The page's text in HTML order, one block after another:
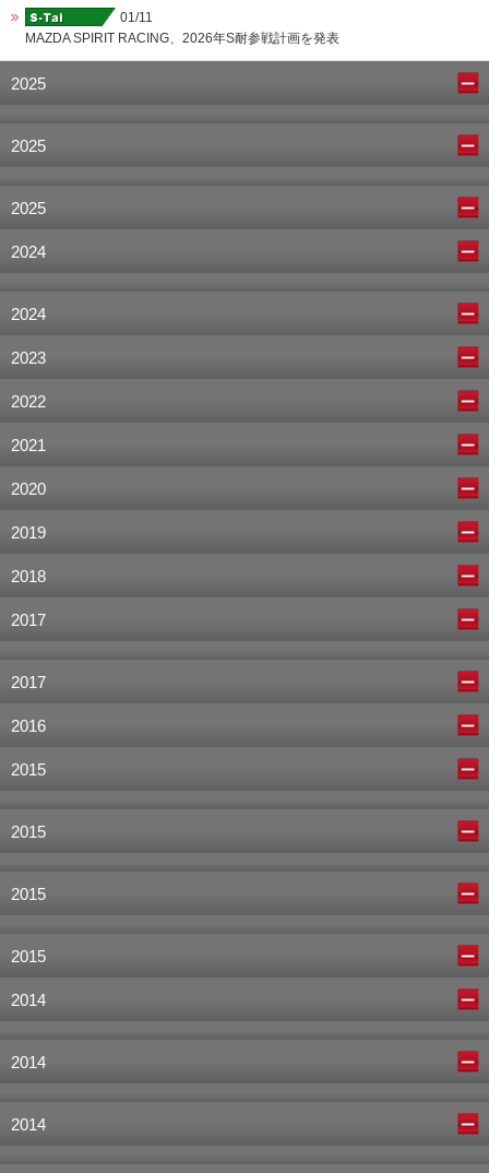
01/11
MAZDA SPIRIT RACING、2026年S耐参戦計画を発表
2025
2025
2025
2024
2024
2023
2022
2021
2020
2019
2018
2017
2017
2016
2015
2015
2015
2015
2014
2014
2014